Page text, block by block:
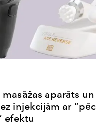
aparāts un
injekcijām ar “pēc
efektu